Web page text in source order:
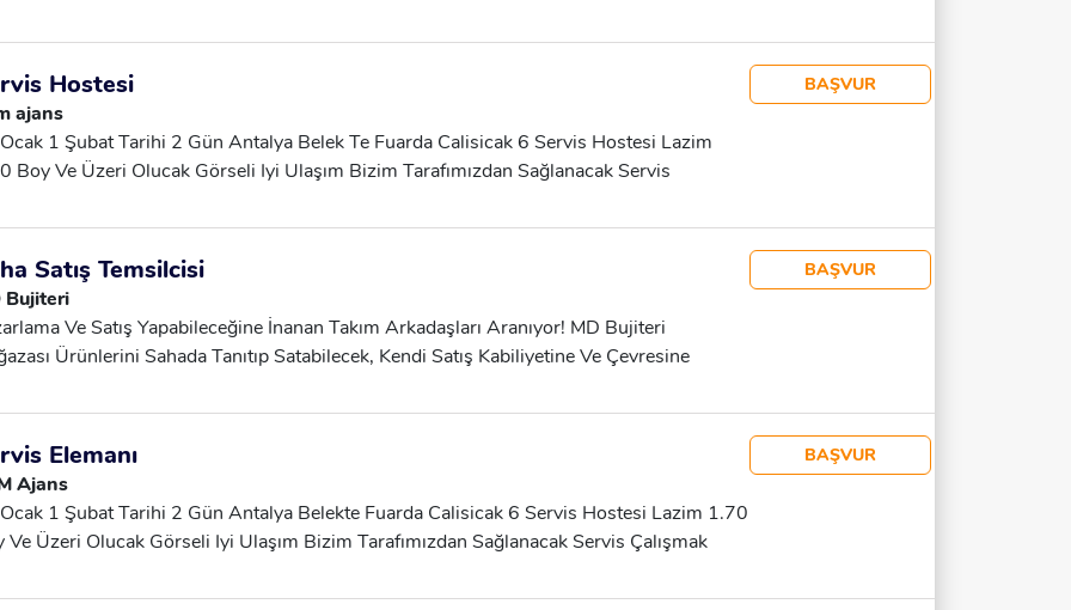
Için 1 Hafta Çalışma Şartları: Haftanın Belirlenen Gününde Izin Başvuru:
Yüz Yüze Yapılacaktır. Detaylı Bilgi Için Iletişime Geçebilirsiniz. 📞 541 893 69
Hostesi
ajans
1 Şubat Tarihi 2 Gün Antalya Belek Te Fuarda Calisicak 6 Servis Hostesi Lazim
Boy Ve Üzeri Olucak Görseli Iyi Ulaşım Bizim Tarafımızdan Sağlanacak Servis
BAŞVUR
Satış Temsilcisi
Bujiteri
Ve Satış Yapabileceğine İnanan Takım Arkadaşları Aranıyor! MD Bujiteri
Ürünlerini Sahada Tanıtıp Satabilecek, Kendi Satış Kabiliyetine Ve Çevresine
Ve Satış Yapma Yeteneğine Sahip Çevresine Güvenen Ve Iletişim Becerileri Güçlü
Ve Ekip Arkadaşlarına Inanan Büyümeyi Hedefleyen Not: Ücret Günlük, Haftalık
Aylık Performansa Göre Değişmektedir. Günlük Kazanç: 600 TL Ila 2600 TL Arasıdır.
BAŞVUR
Elemanı
Ajans
1 Şubat Tarihi 2 Gün Antalya Belekte Fuarda Calisicak 6 Servis Hostesi Lazim 1.70
Ve Üzeri Olucak Görseli Iyi Ulaşım Bizim Tarafımızdan Sağlanacak Servis Çalışmak
BAŞVUR